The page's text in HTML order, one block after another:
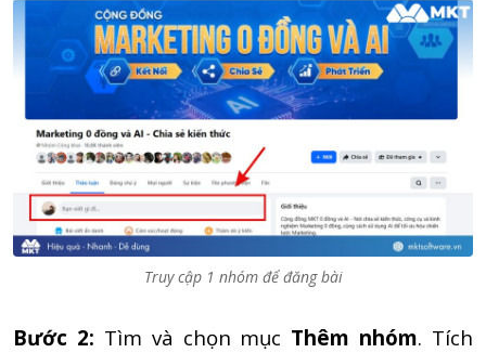
Truy cập 1 nhóm để đăng bài
Bước 2: Tìm và chọn mục Thêm nhóm. Tích